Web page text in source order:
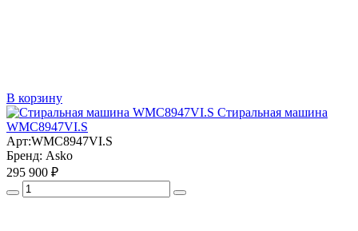
В корзину
Стиральная машина
WMC8947VI.S
Арт:WMC8947VI.S
Бренд: Asko
295 900 ₽